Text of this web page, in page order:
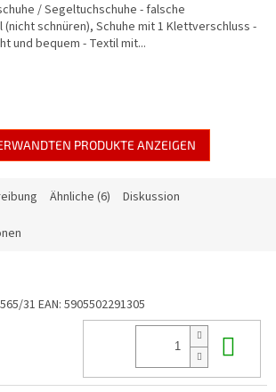
/ Segeltuchschuhe - falsche
(nicht schnüren), Schuhe mit 1 Klettverschluss -
und bequem - Textil mit...
PRODUKTE ANZEIGEN
Ähnliche (6) Diskussion
31 EAN: 5905502291305